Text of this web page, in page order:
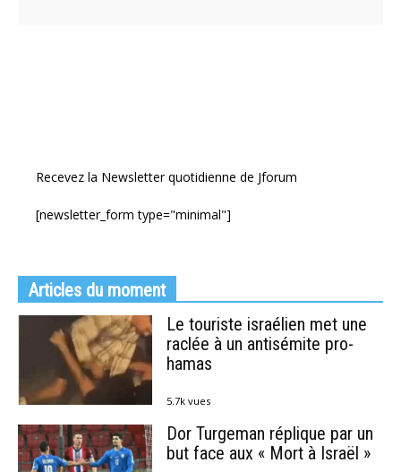
Recevez la Newsletter quotidienne de Jforum
[newsletter_form type="minimal"]
Articles du moment
Le touriste israélien met une
raclée à un antisémite pro-
hamas
5.7k vues
Dor Turgeman réplique par un
but face aux « Mort à Israël »